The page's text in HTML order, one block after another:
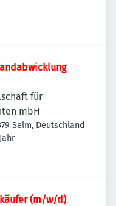
für
mbH
Selm, Deutschland
(m/w/d)